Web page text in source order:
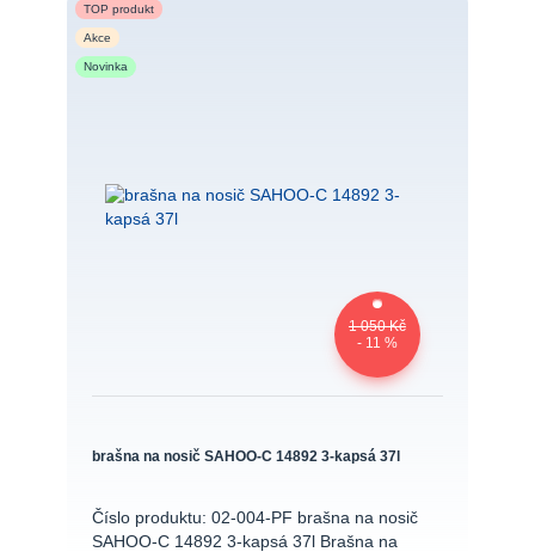
TOP produkt
Akce
Novinka
1 050 Kč
- 11 %
brašna na nosič SAHOO-C 14892 3-kapsá 37l
Číslo produktu: 02-004-PF brašna na nosič
SAHOO-C 14892 3-kapsá 37l Brašna na